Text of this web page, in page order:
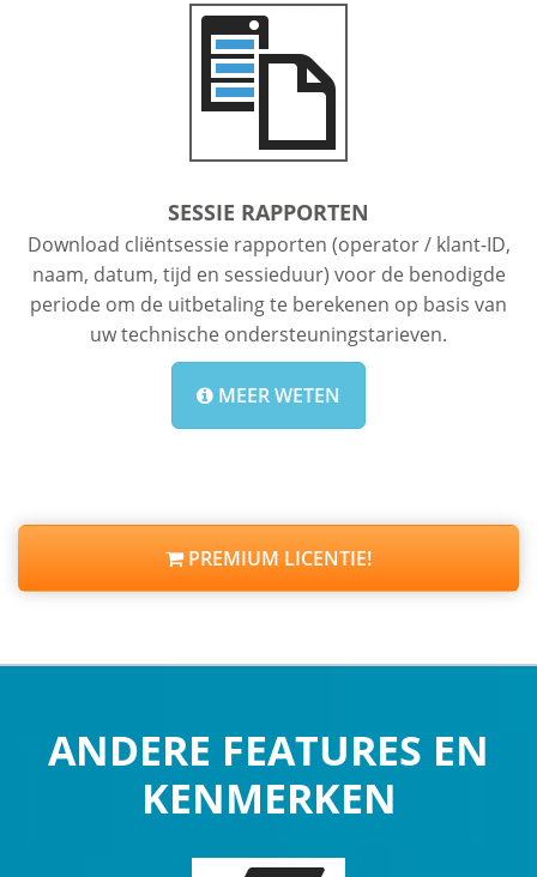
SESSIE RAPPORTEN
Download cliëntsessie rapporten (operator / klant-ID,
naam, datum, tijd en sessieduur) voor de benodigde
periode om de uitbetaling te berekenen op basis van
uw technische ondersteuningstarieven.
MEER WETEN
PREMIUM LICENTIE!
ANDERE FEATURES EN
KENMERKEN